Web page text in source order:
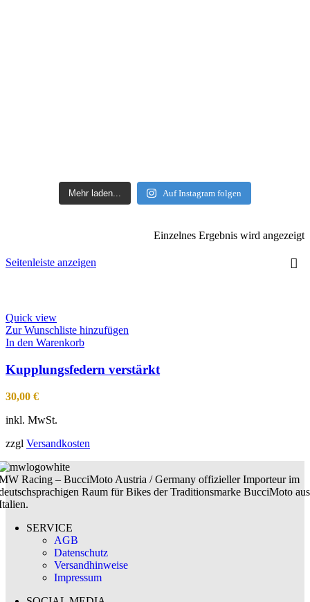
Mehr laden... Auf Instagram folgen
Einzelnes Ergebnis wird angezeigt
Seitenleiste anzeigen
Quick view
Zur Wunschliste hinzufügen
In den Warenkorb
Kupplungsfedern verstärkt
30,00 €
inkl. MwSt.
zzgl Versandkosten
Racing – BucciMoto Austria / Germany offizieller Importeur im
Raum für Bikes der Traditionsmarke BucciMoto aus
SERVICE
AGB
Datenschutz
Versandhinweise
Impressum